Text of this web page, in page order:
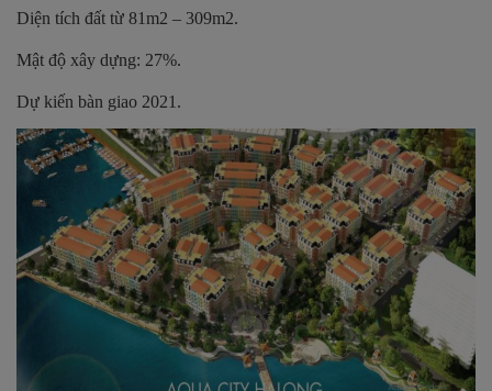
Diện tích đất từ 81m2 – 309m2.
Mật độ xây dựng: 27%.
Dự kiến bàn giao 2021.